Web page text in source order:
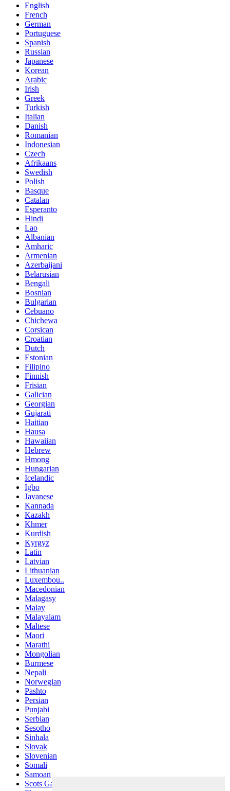
English
French
German
Portuguese
Spanish
Russian
Japanese
Korean
Arabic
Irish
Greek
Turkish
Italian
Danish
Romanian
Indonesian
Czech
Afrikaans
Swedish
Polish
Basque
Catalan
Esperanto
Hindi
Lao
Albanian
Amharic
Armenian
Azerbaijani
Belarusian
Bengali
Bosnian
Bulgarian
Cebuano
Chichewa
Corsican
Croatian
Dutch
Estonian
Filipino
Finnish
Frisian
Galician
Georgian
Gujarati
Haitian
Hausa
Hawaiian
Hebrew
Hmong
Hungarian
Icelandic
Igbo
Javanese
Kannada
Kazakh
Khmer
Kurdish
Kyrgyz
Latin
Latvian
Lithuanian
Luxembou..
Macedonian
Malagasy
Malay
Malayalam
Maltese
Maori
Marathi
Mongolian
Burmese
Nepali
Norwegian
Pashto
Persian
Punjabi
Serbian
Sesotho
Sinhala
Slovak
Slovenian
Somali
Samoan
Scots Gaelic